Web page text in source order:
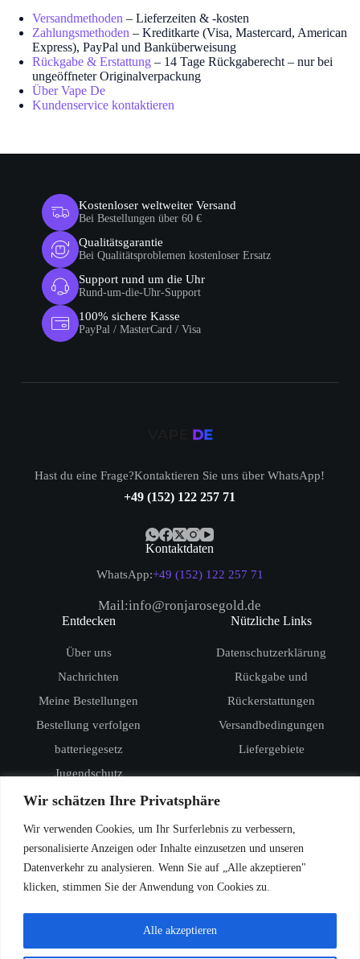
Wir schätzen Ihre Privatsphäre
Wir verwenden Cookies, um Ihr Surferlebnis zu verbessern,
personalisierte Anzeigen oder Inhalte einzusetzen und unseren
Datenverkehr zu analysieren. Wenn Sie auf „Alle akzeptieren"
klicken, stimmen Sie der Anwendung von Cookies zu.
Alle akzeptieren
Versandmethoden – Lieferzeiten & -kosten
Zahlungsmethoden – Kreditkarte (Visa, Mastercard, American
Express), PayPal und Banküberweisung
Rückgabe & Erstattung – 14 Tage Rückgaberecht – nur bei
ungeöffneter Originalverpackung
Über Vape De
Kundenservice kontaktieren
Kostenloser weltweiter Versand
Bei Bestellungen über 60 €
Qualitätsgarantie
Bei Qualitätsproblemen kostenloser Ersatz
Support rund um die Uhr
Rund-um-die-Uhr-Support
100% sichere Kasse
PayPal / MasterCard / Visa
Hast du eine Frage?Kontaktieren Sie uns über WhatsApp!
+49 (152) 122 257 71
Kontaktdaten
WhatsApp:+49 (152) 122 257 71
Mail:info@ronjarosegold.de
Entdecken
Über uns
Nachrichten
Meine Bestellungen
Bestellung verfolgen
batteriegesetz
Jugendschutz
Nützliche Links
Datenschutzerklärung
Rückgabe und
Rückerstattungen
Versandbedingungen
Liefergebiete
RandM Digital Box 12000
RandM Tornado 15000
Vozol Star 20000
Vozol Star 40000